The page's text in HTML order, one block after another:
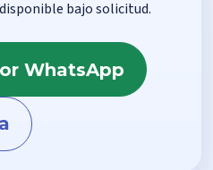
bajo solicitud.
WhatsApp